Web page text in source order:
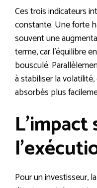
Ces trois indicateurs
constante. Une forte
souvent une
terme, car l’équilibre
bousculé.
à stabiliser la
absorbés plus
L’impact
Pour un investisseur,